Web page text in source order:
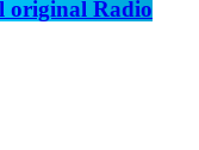
original Radio